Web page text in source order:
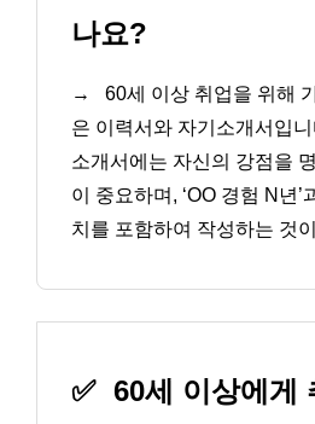
나요?
→
60세 이상 취업을 위해
은 이력서와 자기소개서입니
소개서에는 자신의 강점을
이 중요하며, ‘OO 경험 N년’
치를 포함하여 작성하는 것
✅ 60세 이상에게